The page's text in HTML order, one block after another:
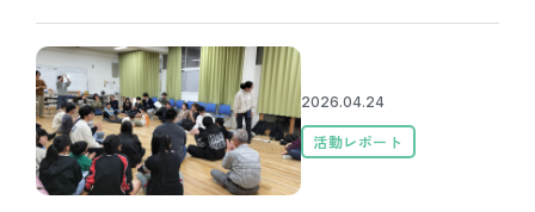
2026.04.24
活動レポート